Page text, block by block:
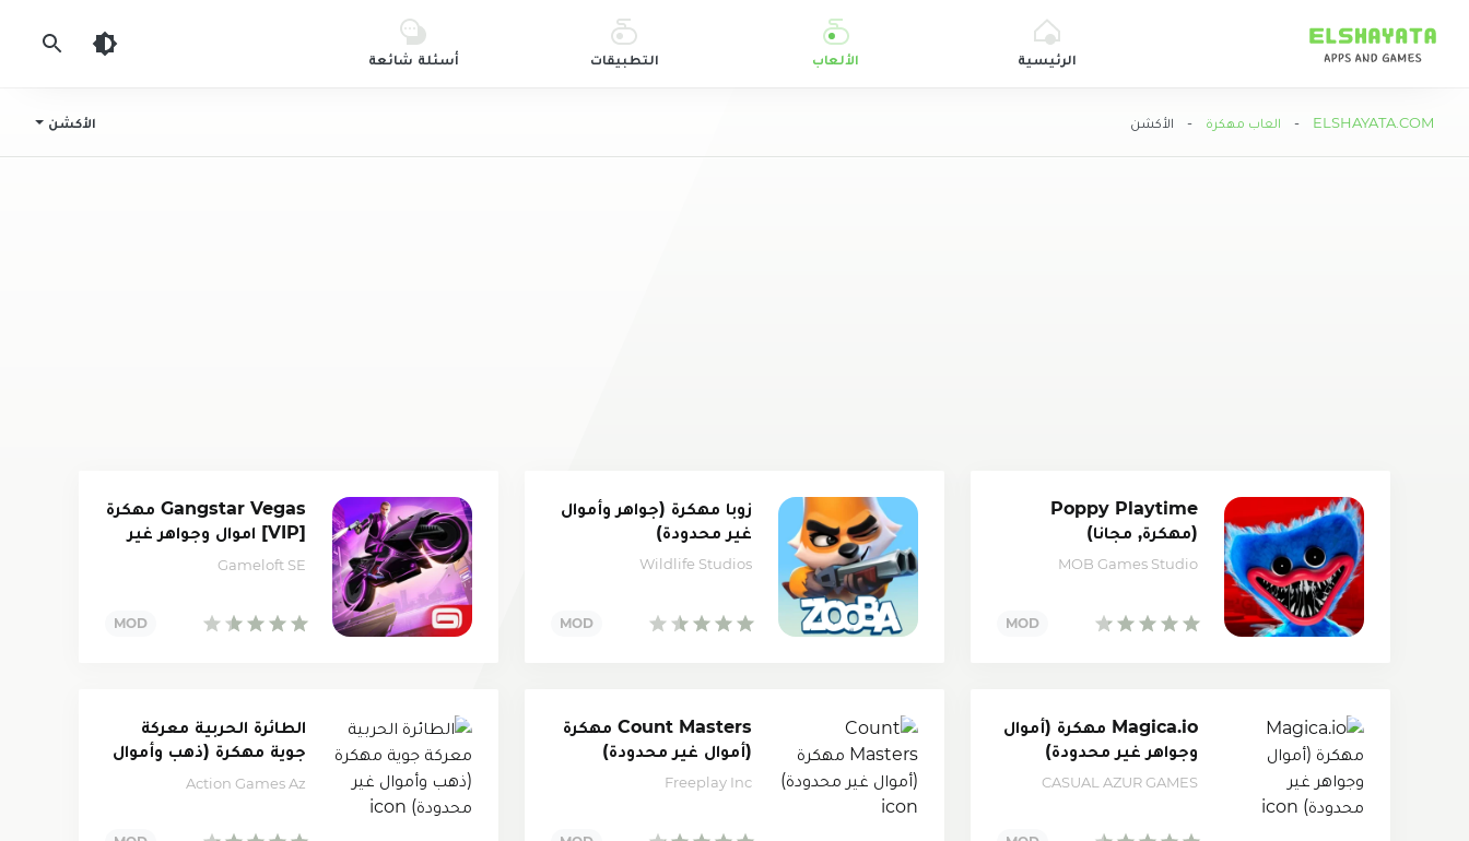
الرئيسية الألعاب التطبيقات أسئلة شائعة
الأكشن ELSHAYATA.COM
- العاب مهكرة - الأكشن
Poppy Playtime
(مهكرة, مجانا)
MOB Games Studio
زوبا مهكرة (جواهر وأموال
غير محدودة)
Wildlife Studios
Gangstar Vegas مهكرة
[VIP] اموال وجواهر غير
محدودة
Gameloft SE
Magica.io مهكرة (أموال
وجواهر غير محدودة)
CASUAL AZUR GAMES
Count Masters مهكرة
(أموال غير محدودة)
Freeplay Inc
الطائرة الحربية معركة
جوية مهكرة (ذهب وأموال
غير محدودة)
Action Games Az